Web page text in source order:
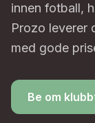
innen fotball,
Prozo leverer
med gode
Be om